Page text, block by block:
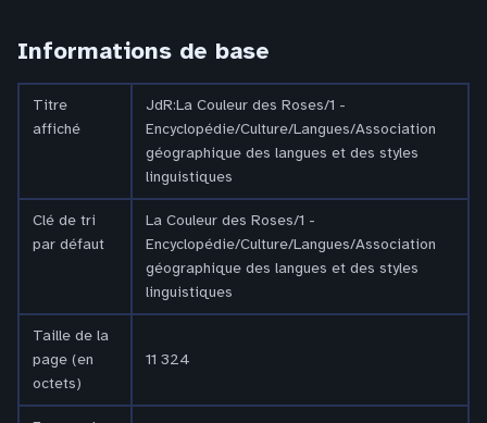
Informations de base
Titre
affiché
JdR:La Couleur des Roses/1 -
Encyclopédie/Culture/Langues/Association
géographique des langues et des styles
linguistiques
Clé de tri
par défaut
La Couleur des Roses/1 -
Encyclopédie/Culture/Langues/Association
géographique des langues et des styles
linguistiques
Taille de la
page (en
octets)
11 324